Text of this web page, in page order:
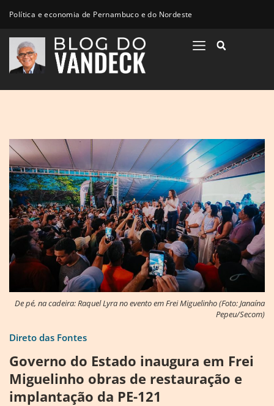
Política e economia de Pernambuco e do Nordeste
De pé, na cadeira: Raquel Lyra no evento em Frei Miguelinho (Foto: Janaína
Pepeu/Secom)
Direto das Fontes
Governo do Estado inaugura em Frei
Miguelinho obras de restauração e
implantação da PE-121